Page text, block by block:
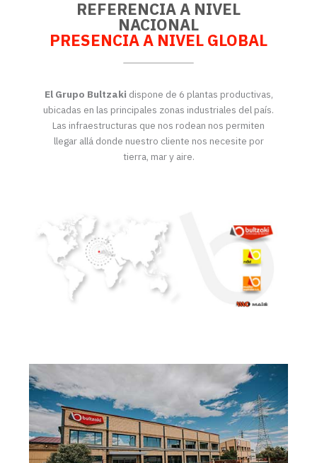
REFERENCIA A NIVEL
NACIONAL
PRESENCIA A NIVEL GLOBAL
El Grupo Bultzaki dispone de 6 plantas productivas,
ubicadas en las principales zonas industriales del país.
Las infraestructuras que nos rodean nos permiten
llegar allá donde nuestro cliente nos necesite por
tierra, mar y aire.